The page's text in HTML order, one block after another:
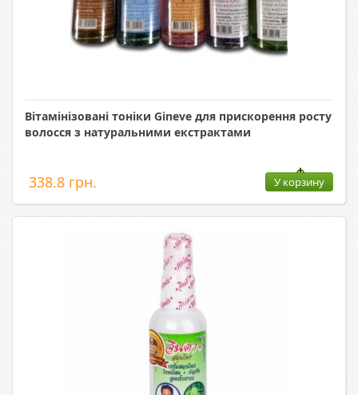
Вітамінізовані тоніки Gineve для прискорення росту
волосся з натуральними екстрактами
338.8 грн. У корзину